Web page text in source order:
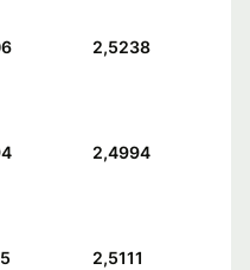
2,5238
2,4994
2,5111